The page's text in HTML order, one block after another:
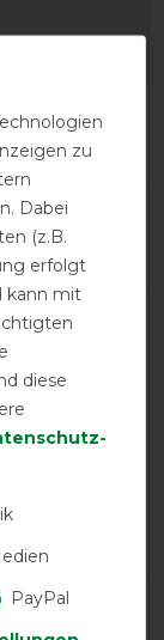
zu
Dabei
(z.B.
erfolgt
kann mit
diese
PayPal